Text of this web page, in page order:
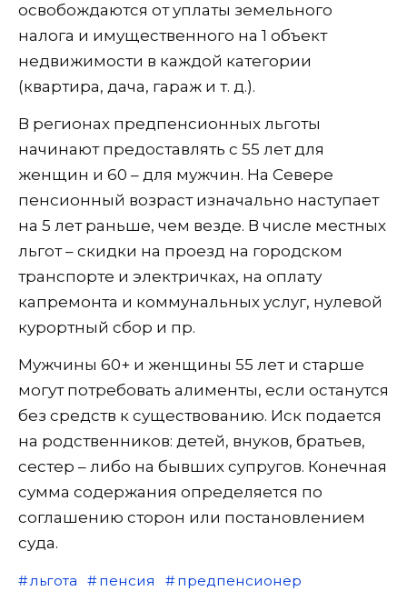
освобождаются от уплаты земельного
налога и имущественного на 1 объект
недвижимости в каждой категории
(квартира, дача, гараж и т. д.).
В регионах предпенсионных льготы
начинают предоставлять с 55 лет для
женщин и 60 – для мужчин. На Севере
пенсионный возраст изначально наступает
на 5 лет раньше, чем везде. В числе местных
льгот – скидки на проезд на городском
транспорте и электричках, на оплату
капремонта и коммунальных услуг, нулевой
курортный сбор и пр.
Мужчины 60+ и женщины 55 лет и старше
могут потребовать алименты, если останутся
без средств к существованию. Иск подается
на родственников: детей, внуков, братьев,
сестер – либо на бывших супругов. Конечная
сумма содержания определяется по
соглашению сторон или постановлением
суда.
льгота пенсия
предпенсионер